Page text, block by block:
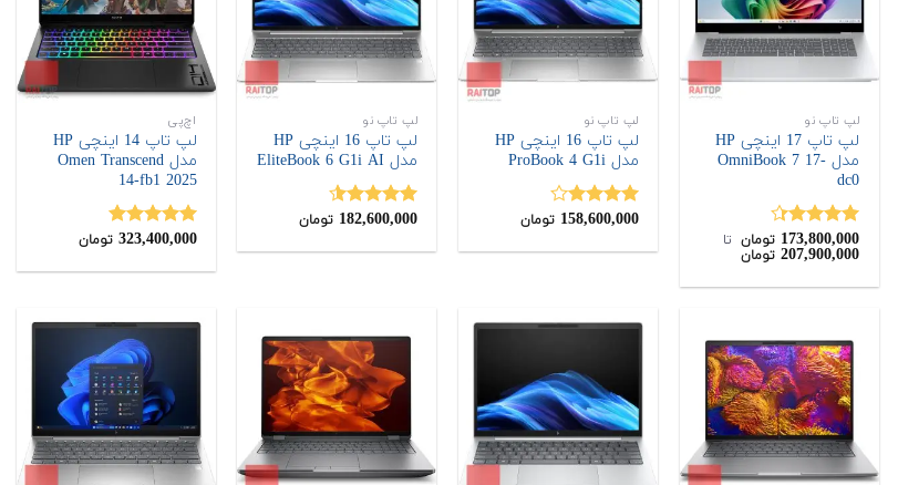
لپ تاپ نو
لپ تاپ 17 اینچی HP
مدل OmniBook 7 17-
dc0
نمره4.33
از 5
173,800,000 تومان‌ تا ‌
207,900,000 تومان
لپ تاپ نو
لپ تاپ 16 اینچی HP
مدل ProBook 4 G1i
نمره
158,600,000 تومان
لپ تاپ نو
لپ تاپ 16 اینچی HP
مدل EliteBook 6 G1i AI
نمره4.50
182,600,000 تومان
اچ‌پی
لپ تاپ 14 اینچی HP
مدل Omen Transcend
14-fb1 2025
نمره5.00
323,400,000 تومان